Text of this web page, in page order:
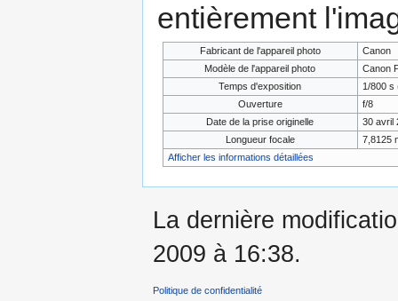
entièrement
Fabricant de l'appareil photo
Canon
Modèle de l'appareil photo
Canon
Temps d'exposition
1/800 s
Ouverture
f/8
Date de la prise originelle
30 avril
Longueur focale
7,8125
Afficher les informations détaillées
La dernière
2009 à 16:38.
Politique de confidentialité